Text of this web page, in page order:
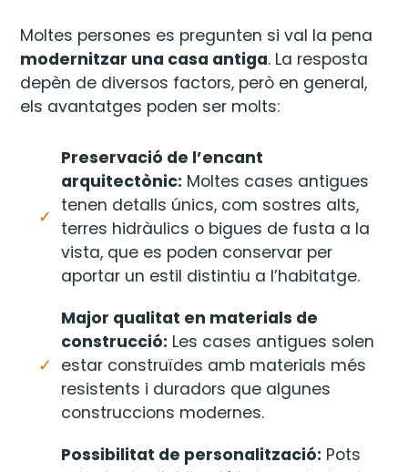
Moltes persones es pregunten si val la pena
modernitzar una casa antiga. La resposta
depèn de diversos factors, però en general,
els avantatges poden ser molts:
Preservació de l’encant
arquitectònic: Moltes cases antigues
tenen detalls únics, com sostres alts,
terres hidràulics o bigues de fusta a la
vista, que es poden conservar per
aportar un estil distintiu a l’habitatge.
Major qualitat en materials de
construcció: Les cases antigues solen
estar construïdes amb materials més
resistents i duradors que algunes
construccions modernes.
Possibilitat de personalització: Pots